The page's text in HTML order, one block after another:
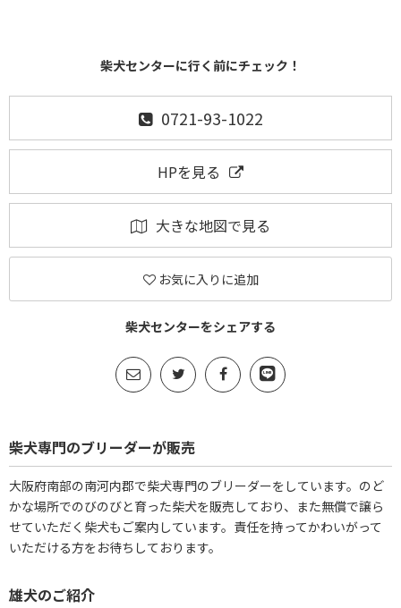
柴犬センターに行く前にチェック！
0721-93-1022
HPを見る
大きな地図で見る
お気に入りに追加
柴犬センターをシェアする
柴犬専門のブリーダーが販売
大阪府南部の南河内郡で柴犬専門のブリーダーをしています。のど
かな場所でのびのびと育った柴犬を販売しており、また無償で譲ら
せていただく柴犬もご案内しています。責任を持ってかわいがって
いただける方をお待ちしております。
雄犬のご紹介